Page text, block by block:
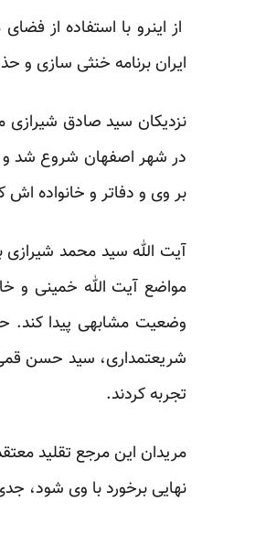
از اینرو با استفاده از
ایران برنامه خنثی سازی
نزدیکان سید صادق
در شهر اصفهان شروع شد و
بر وی و دفاتر و خانواده
آیت الله سید محمد
مواضع آیت الله خمینی و
وضعیت مشابهی پیدا کند.
شریعتمداری، سید حسن
تجربه کردند.
مریدان این مرجع تقلید
نهایی برخورد با وی شود،